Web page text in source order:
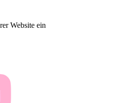
Website ein